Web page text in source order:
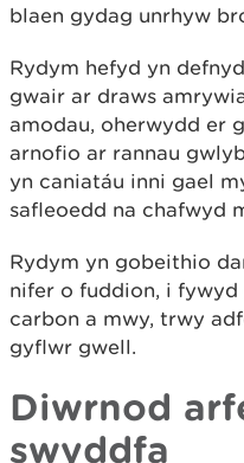
blaen gydag unrhyw
Rydym hefyd yn
gwair ar draws
amodau, oherwydd er
arnofio ar rannau
yn caniatáu inni gael
safleoedd na chafwyd
Rydym yn gobeithio
nifer o fuddion, i
carbon a mwy, trwy
gyflwr gwell.
Diwrnod
swyddfa